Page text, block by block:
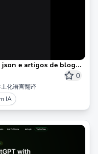
e artigos de blog
0
化语言翻译
IA